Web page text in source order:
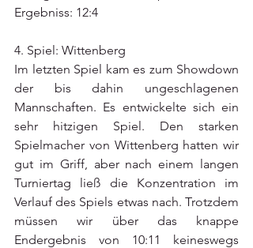
Ergebniss: 12:4
4. Spiel: Wittenberg
Im letzten Spiel kam es zum Showdown
der bis dahin ungeschlagenen
Mannschaften. Es entwickelte sich ein
sehr hitzigen Spiel. Den starken
Spielmacher von Wittenberg hatten wir
gut im Griff, aber nach einem langen
Turniertag ließ die Konzentration im
Verlauf des Spiels etwas nach. Trotzdem
müssen wir über das knappe
Endergebnis von 10:11 keineswegs